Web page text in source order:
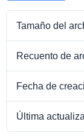
Tamaño del
Recuento de
Fecha de
Última